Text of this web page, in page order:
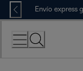
Skip
to
Content
Envío express